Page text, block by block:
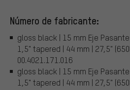
Número de fabricante:
gloss black | 15 mm Eje
1,5" tapered | 44 mm | 27,5"
00.4021.171.016
gloss black | 15 mm Eje
1,5" tapered | 44 mm | 27,5"